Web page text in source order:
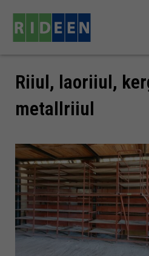
content
Riiul, laoriiul,
metallriiul